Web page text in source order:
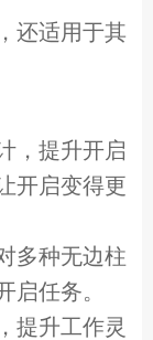
还适用于其
，提升开启
开启变得更
多种无边柱
启任务。
提升工作灵